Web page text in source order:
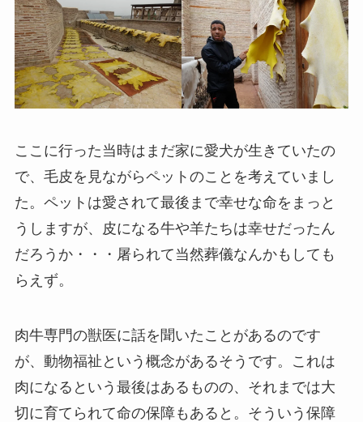
ここに行った当時はまだ家に愛犬が生きていたの
で、毛皮を見ながらペットのことを考えていまし
た。ペットは愛されて最後まで幸せな命をまっと
うしますが、皮になる牛や羊たちは幸せだったん
だろうか・・・屠られて当然葬儀なんかもしても
らえず。
肉牛専門の獣医に話を聞いたことがあるのです
が、動物福祉という概念があるそうです。これは
肉になるという最後はあるものの、それまでは大
切に育てられて命の保障もあると。そういう保障